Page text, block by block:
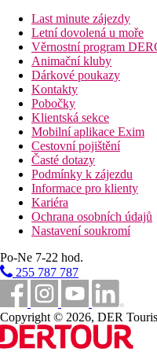
Vzdálenost k pláži
Pláž
Druh pláže
Lehátka a slunečníky na
Hotel přímo u pláže
Bazény
Bar u bazénu
Lehátka u bazénu
Slunečníky u bazénu
Fotogalerie
Last minute zájezdy
Letní dovolená u moře
Věrnostní program
Animační kluby
Dárkové poukazy
Kontakty
Pobočky
Klientská sekce
Mobilní aplikace Exim
Cestovní pojištění
Časté dotazy
Podmínky k zájezdu
Informace pro klienty
Kariéra
Ochrana osobních údajů
Nastavení soukromí
Po-Ne 7-22 hod.
255 787 787
Copyright © 2026, DER